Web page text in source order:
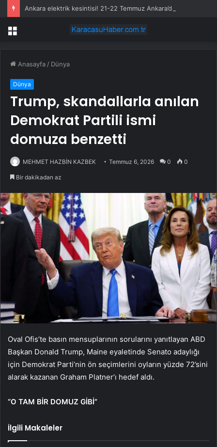
Menü
Anasayfa / Dünya
Dünya
Trump, skandallarla anılan
Demokrat Partili ismi
domuza benzetti
MEHMET HAZBİN KAZBEK Temmuz 6, 2026 0 0
Bir dakikadan az
Oval Ofis’te basın mensuplarının sorularını yanıtlayan ABD
Başkan Donald Trump, Maine eyaletinde Senato adaylığı
için Demokrat Parti’nin ön seçimlerini oyların yüzde 72’sini
alarak kazanan Graham Platner’ı hedef aldı.
“O TAM BİR DOMUZ GİBİ”
İlgili Makaleler